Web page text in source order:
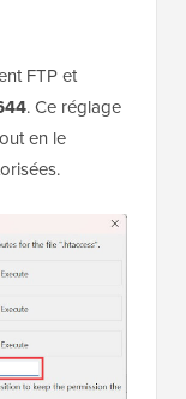
FTP et
. Ce réglage
en le